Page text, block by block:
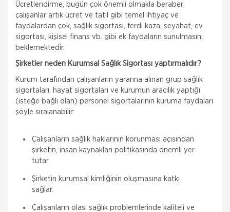
Ücretlendirme, bugün çok önemli olmakla beraber;
çalışanlar artık ücret ve tatil gibi temel ihtiyaç ve
faydalardan çok, sağlık sigortası, ferdi kaza, seyahat, ev
sigortası, kişisel finans vb. gibi ek faydaların sunulmasını
beklemektedir.
Şirketler neden Kurumsal Sağlık Sigortası yaptırmalıdır?
Kurum tarafından çalışanların yararına alınan grup sağlık
sigortaları, hayat sigortaları ve kurumun aracılık yaptığı
(isteğe bağlı olan) personel sigortalarının kuruma faydaları
şöyle sıralanabilir:
Çalışanların sağlık haklarının korunması açısından
şirketin, insan kaynakları politikasında önemli yer
tutar.
Şirketin kurumsal kimliğinin oluşmasına katkı
sağlar.
Çalışanların olası sağlık problemlerinde kaliteli ve